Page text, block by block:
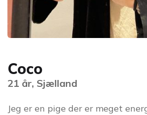
Coco
21 år, Sjælland
Jeg er en pige der er meget